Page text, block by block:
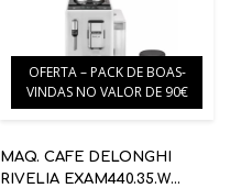
OFERTA – PACK DE BOAS-
VINDAS NO VALOR DE 90€
MAQ. CAFE DELONGHI
RIVELIA EXAM440.35.W